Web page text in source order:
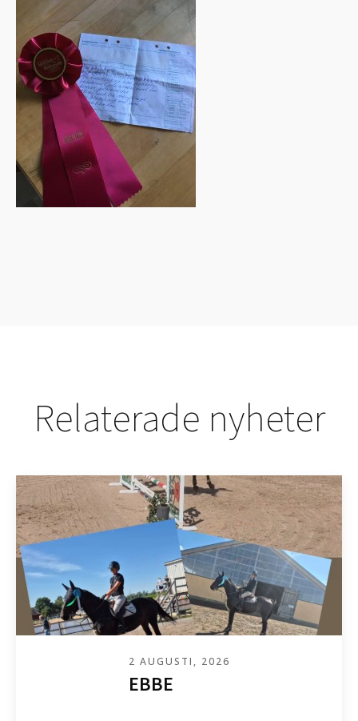
Relaterade nyheter
2 AUGUSTI, 2026
EBBE